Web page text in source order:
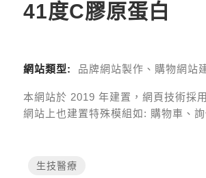
41度C膠原蛋白
網站類型: 品牌網站製作、購物網站
本網站於 2019 年建置，網頁技術採用
網站上也建置特殊模組如: 購物車、
生技醫療